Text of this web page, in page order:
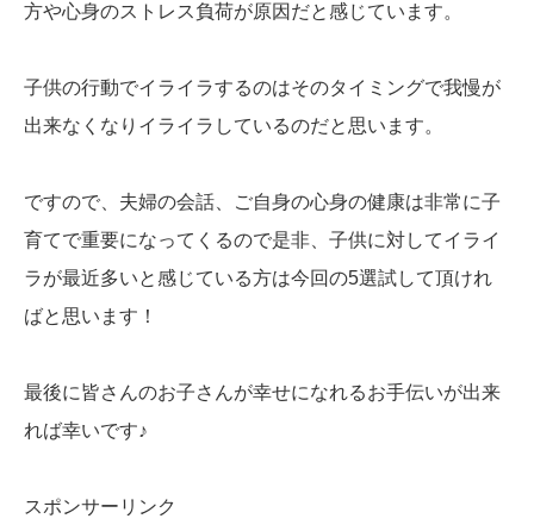
方や心身のストレス負荷が原因だと感じています。
子供の行動でイライラするのはそのタイミングで我慢が
出来なくなりイライラしているのだと思います。
ですので、夫婦の会話、ご自身の心身の健康は非常に子
育てで重要になってくるので是非、子供に対してイライ
ラが最近多いと感じている方は今回の5選試して頂けれ
ばと思います！
最後に皆さんのお子さんが幸せになれるお手伝いが出来
れば幸いです♪
スポンサーリンク